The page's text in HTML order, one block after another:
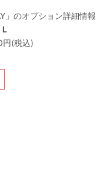
」のオプション詳細情報
L
(税込)